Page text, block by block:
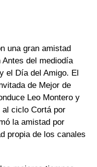
una gran amistad
del mediodía
el Día del Amigo. El
de Mejor de
Leo Montero y
ciclo Cortá por
la amistad por
propia de los canales